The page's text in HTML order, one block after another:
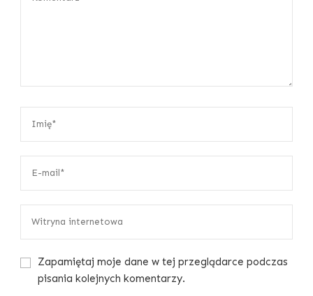
Zapamiętaj moje dane w tej przeglądarce podczas
pisania kolejnych komentarzy.